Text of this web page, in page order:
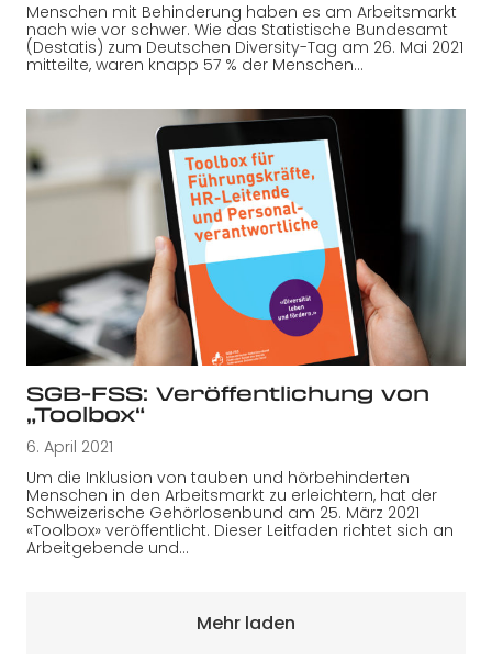
Menschen mit Behinderung haben es am Arbeitsmarkt
nach wie vor schwer. Wie das Statistische Bundesamt
(Destatis) zum Deutschen Diversity-Tag am 26. Mai 2021
mitteilte, waren knapp 57 % der Menschen…
SGB-FSS: Veröffentlichung von
„Toolbox“
6. April 2021
Um die Inklusion von tauben und hörbehinderten
Menschen in den Arbeitsmarkt zu erleichtern, hat der
Schweizerische Gehörlosenbund am 25. März 2021
«Toolbox» veröffentlicht. Dieser Leitfaden richtet sich an
Arbeitgebende und…
Mehr laden